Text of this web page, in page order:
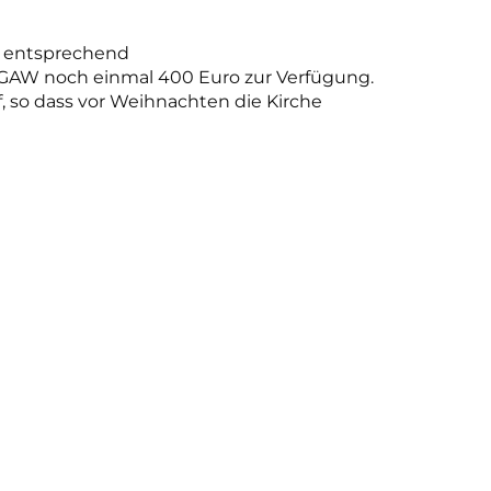
entsprechend
noch einmal 400 Euro zur Verfügung.
dass vor Weihnachten die Kirche